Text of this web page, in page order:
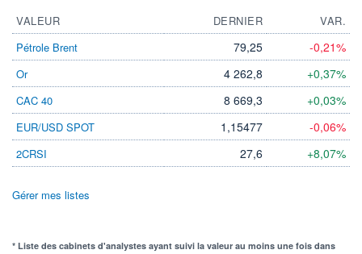
VALEUR DERNIER
VAR.
Pétrole Brent
79,25 -0,21%
Or 4 262,8 +0,37%
CAC 40 8 669,3 +0,03%
EUR/USD SPOT 1,15477 -0,06%
2CRSI 27,6 +8,07%
Gérer mes listes
* Liste des cabinets d'analystes ayant suivi la valeur au moins une fois dans